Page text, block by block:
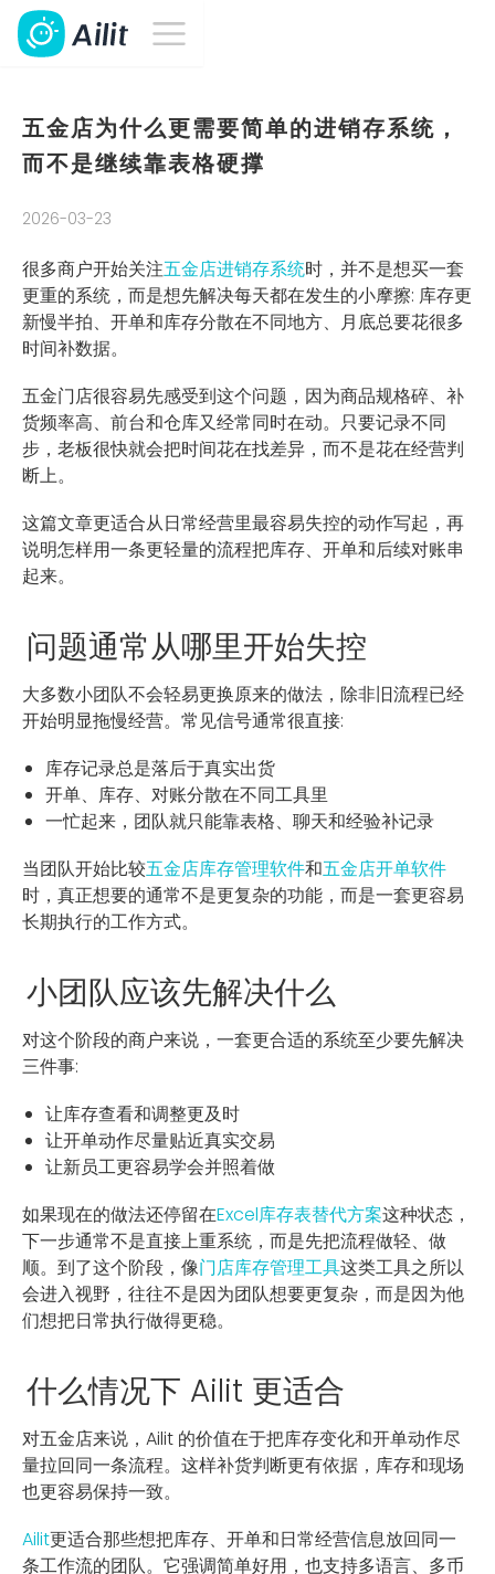
五金店为什么更需要简单的进销存系统，
而不是继续靠表格硬撑
2026-03-23
很多商户开始关注五金店进销存系统时，并不是想买一套
更重的系统，而是想先解决每天都在发生的小摩擦: 库存更
新慢半拍、开单和库存分散在不同地方、月底总要花很多
时间补数据。
五金门店很容易先感受到这个问题，因为商品规格碎、补
货频率高、前台和仓库又经常同时在动。只要记录不同
步，老板很快就会把时间花在找差异，而不是花在经营判
断上。
这篇文章更适合从日常经营里最容易失控的动作写起，再
说明怎样用一条更轻量的流程把库存、开单和后续对账串
起来。
问题通常从哪里开始失控
大多数小团队不会轻易更换原来的做法，除非旧流程已经
开始明显拖慢经营。常见信号通常很直接:
库存记录总是落后于真实出货
开单、库存、对账分散在不同工具里
一忙起来，团队就只能靠表格、聊天和经验补记录
当团队开始比较五金店库存管理软件和五金店开单软件
时，真正想要的通常不是更复杂的功能，而是一套更容易
长期执行的工作方式。
小团队应该先解决什么
对这个阶段的商户来说，一套更合适的系统至少要先解决
三件事:
让库存查看和调整更及时
让开单动作尽量贴近真实交易
让新员工更容易学会并照着做
如果现在的做法还停留在Excel库存表替代方案这种状态，
下一步通常不是直接上重系统，而是先把流程做轻、做
顺。到了这个阶段，像门店库存管理工具这类工具之所以
会进入视野，往往不是因为团队想要更复杂，而是因为他
们想把日常执行做得更稳。
什么情况下 Ailit 更适合
对五金店来说，Ailit 的价值在于把库存变化和开单动作尽
量拉回同一条流程。这样补货判断更有依据，库存和现场
也更容易保持一致。
Ailit更适合那些想把库存、开单和日常经营信息放回同一
条工作流的团队。它强调简单好用，也支持多语言、多币